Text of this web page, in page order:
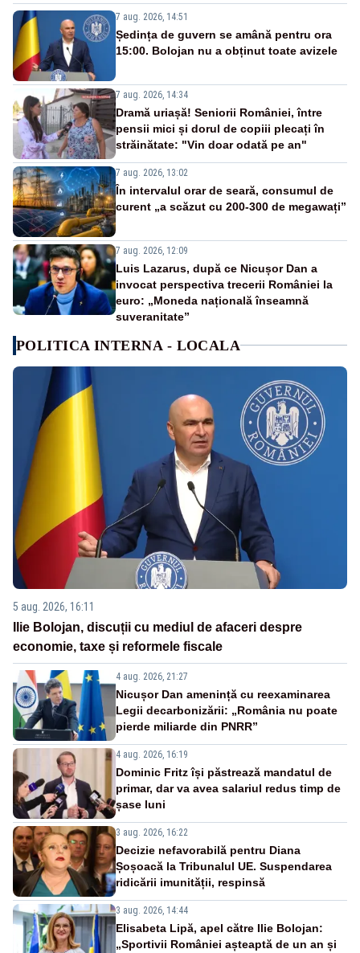
7 aug. 2026, 14:51
Ședința de guvern se amână pentru ora
15:00. Bolojan nu a obținut toate avizele
7 aug. 2026, 14:34
Dramă uriașă! Seniorii României, între
pensii mici și dorul de copiii plecați în
străinătate: "Vin doar odată pe an"
7 aug. 2026, 13:02
În intervalul orar de seară, consumul de
curent „a scăzut cu 200-300 de megawați”
7 aug. 2026, 12:09
Luis Lazarus, după ce Nicușor Dan a
invocat perspectiva trecerii României la
euro: „Moneda națională înseamnă
suveranitate”
POLITICA INTERNA - LOCALA
5 aug. 2026, 16:11
Ilie Bolojan, discuții cu mediul de afaceri despre
economie, taxe și reformele fiscale
4 aug. 2026, 21:27
Nicușor Dan amenință cu reexaminarea
Legii decarbonizării: „România nu poate
pierde miliarde din PNRR”
4 aug. 2026, 16:19
Dominic Fritz își păstrează mandatul de
primar, dar va avea salariul redus timp de
șase luni
3 aug. 2026, 16:22
Decizie nefavorabilă pentru Diana
Șoșoacă la Tribunalul UE. Suspendarea
ridicării imunității, respinsă
3 aug. 2026, 14:44
Elisabeta Lipă, apel către Ilie Bolojan:
„Sportivii României așteaptă de un an și